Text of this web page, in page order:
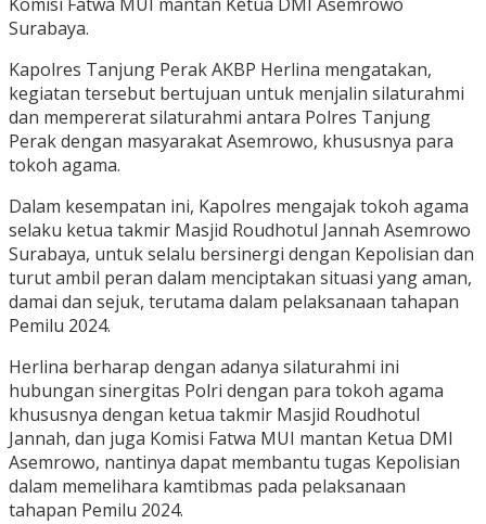
Surabaya.
Kapolres Tanjung Perak AKBP Herlina mengatakan,
kegiatan tersebut bertujuan untuk menjalin silaturahmi
dan mempererat silaturahmi antara Polres Tanjung
Perak dengan masyarakat Asemrowo, khususnya para
tokoh agama.
Dalam kesempatan ini, Kapolres mengajak tokoh agama
selaku ketua takmir Masjid Roudhotul Jannah Asemrowo
Surabaya, untuk selalu bersinergi dengan Kepolisian dan
turut ambil peran dalam menciptakan situasi yang aman,
damai dan sejuk, terutama dalam pelaksanaan tahapan
Pemilu 2024.
Herlina berharap dengan adanya silaturahmi ini
hubungan sinergitas Polri dengan para tokoh agama
khususnya dengan ketua takmir Masjid Roudhotul
Jannah, dan juga Komisi Fatwa MUI mantan Ketua DMI
Asemrowo, nantinya dapat membantu tugas Kepolisian
dalam memelihara kamtibmas pada pelaksanaan
tahapan Pemilu 2024.